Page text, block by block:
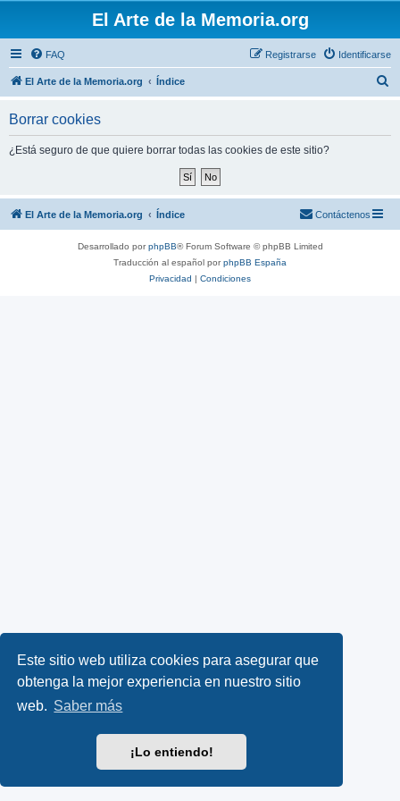
Este sitio web utiliza cookies para asegurar que
obtenga la mejor experiencia en nuestro sitio
web. Saber más
¡Lo entiendo!
El Arte de la Memoria.org
FAQ Identificarse
Registrarse
El Arte de la Memoria.org Índice
Borrar cookies
¿Está seguro de que quiere borrar todas las cookies de este sitio?
El Arte de la Memoria.org Índice Contáctenos
Desarrollado porphpBB® Forum Software © phpBB Limited
Traducción al español porphpBB España
Privacidad | Condiciones